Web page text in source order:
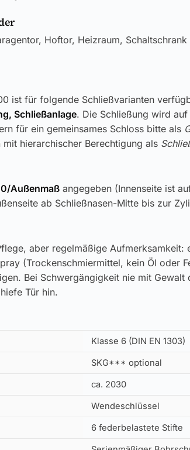
Hoftor, Heizraum,
ist für folgende Schließvarianten
Schließanlage. Die Schließung wird
für ein gemeinsames Schloss bitte als
hierarchischer Berechtigung als
Außenmaß angegeben (Innenseite ist
ab Schließnasen-Mitte bis zur
aber regelmäßige Aufmerksamkeit:
(Trockenschmiermittel, kein Öl oder
Bei Schwergängigkeit nie mit Gewalt
Tür hin.
Klasse 6 (DIN EN 1303)
SKG*** optional
ca. 2030
Wendeschlüssel
6 federbelastete Stifte